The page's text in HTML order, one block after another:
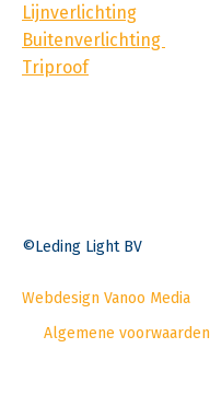
Lijnverlichting
Buitenverlichting
Triproof
©Leding Light BV
Webdesign Vanoo Media
Algemene voorwaarden